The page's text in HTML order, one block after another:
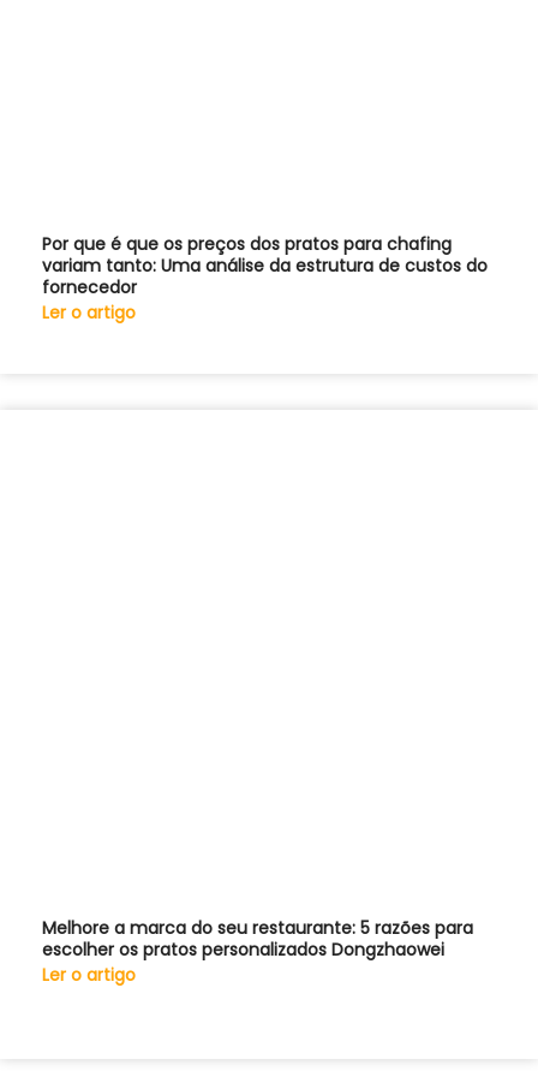
Por que é que os preços dos pratos para chafing
variam tanto: Uma análise da estrutura de custos do
fornecedor
Ler o artigo
Melhore a marca do seu restaurante: 5 razões para
escolher os pratos personalizados Dongzhaowei
Ler o artigo